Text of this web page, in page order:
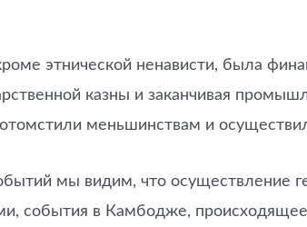
этнической ненависти, была
казны и заканчивая
меньшинствам и
мы видим, что осуществление
события в Камбодже,